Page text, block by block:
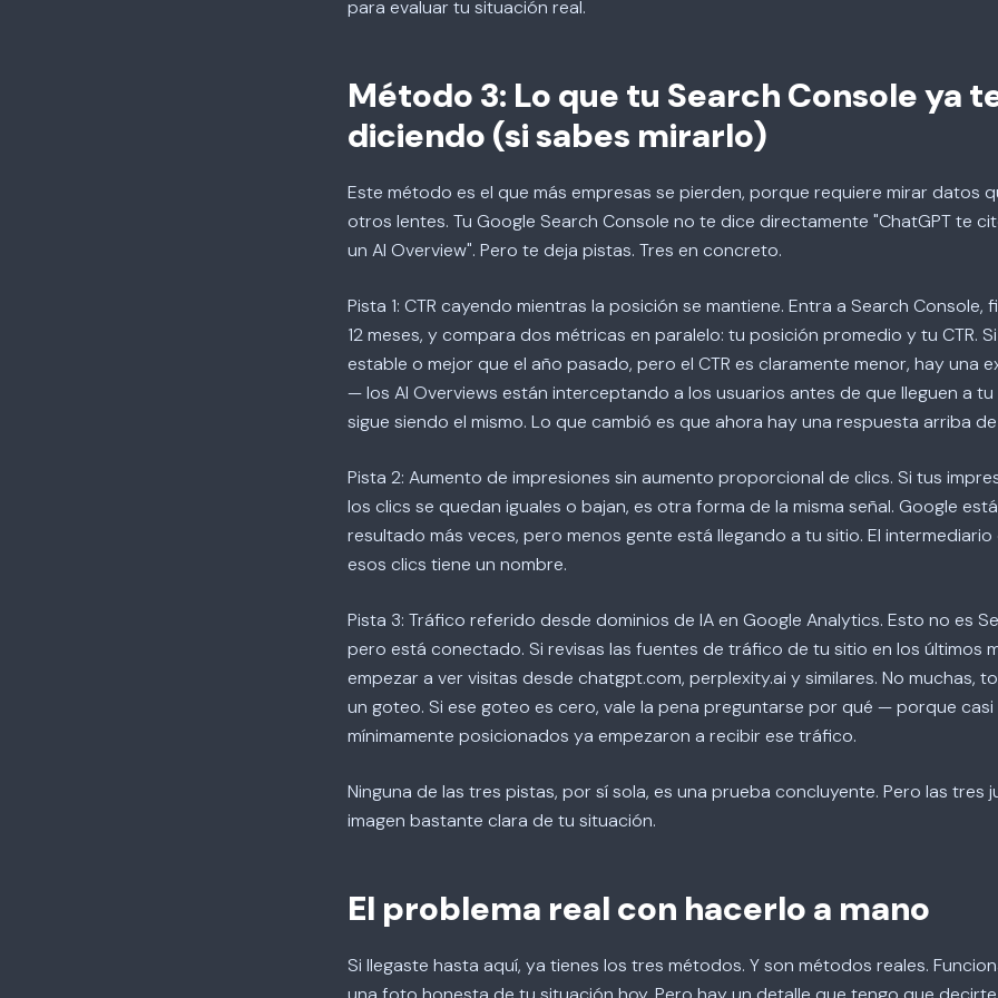
para evaluar tu situación real.
Método 3: Lo que tu Search Console ya
diciendo (si sabes mirarlo)
Este método es el que más empresas se pierden, porque requiere mirar datos
otros lentes. Tu Google Search Console no te dice directamente "ChatGPT te
un AI Overview". Pero te deja pistas. Tres en concreto.
Pista 1: CTR cayendo mientras la posición se mantiene. Entra a Search Console,
12 meses, y compara dos métricas en paralelo: tu posición promedio y tu CTR.
estable o mejor que el año pasado, pero el CTR es claramente menor, hay una
— los AI Overviews están interceptando a los usuarios antes de que lleguen a tu
sigue siendo el mismo. Lo que cambió es que ahora hay una respuesta arriba
Pista 2: Aumento de impresiones sin aumento proporcional de clics. Si tus
los clics se quedan iguales o bajan, es otra forma de la misma señal. Google
resultado más veces, pero menos gente está llegando a tu sitio. El
esos clics tiene un nombre.
Pista 3: Tráfico referido desde dominios de IA en Google Analytics. Esto no es
pero está conectado. Si revisas las fuentes de tráfico de tu sitio en los últimos
empezar a ver visitas desde chatgpt.com, perplexity.ai y similares. No muchas,
un goteo. Si ese goteo es cero, vale la pena preguntarse por qué — porque
mínimamente posicionados ya empezaron a recibir ese tráfico.
Ninguna de las tres pistas, por sí sola, es una prueba concluyente. Pero las tres
imagen bastante clara de tu situación.
El problema real con hacerlo a mano
Si llegaste hasta aquí, ya tienes los tres métodos. Y son métodos reales.